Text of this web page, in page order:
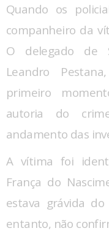
Quando os
companheiro da
O delegado de
Leandro
primeiro
autoria do
andamento das
A vítima foi
França do
estava grávida
entanto, não